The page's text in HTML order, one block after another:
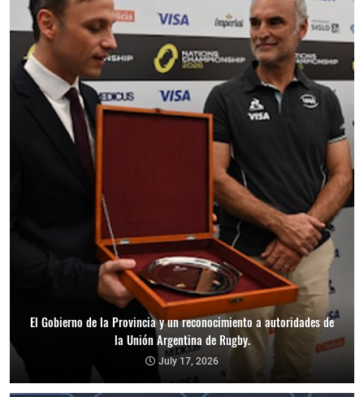
El Gobierno de la Provincia y un reconocimiento a autoridades de
la Unión Argentina de Rugby.
July 17, 2026